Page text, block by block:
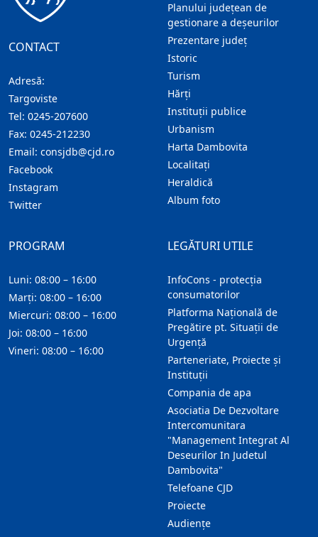
CONTACT
Adresă:
Targoviste
Tel: 0245-207600
Fax: 0245-212230
Email: consjdb@cjd.ro
Facebook
Instagram
Twitter
Planului județean de
gestionare a deșeurilor
Prezentare judeţ
Istoric
Turism
Hărţi
Instituţii publice
Urbanism
Harta Dambovita
Localitaţi
Heraldică
Album foto
LEGĂTURI UTILE
InfoCons - protecția
consumatorilor
Platforma Națională de
Pregătire pt. Situații de
Urgență
Parteneriate, Proiecte și
Instituții
Compania de apa
Asociatia De Dezvoltare
Intercomunitara
"Management Integrat Al
Deseurilor In Judetul
Dambovita"
Telefoane CJD
Proiecte
Audienţe
PROGRAM
Luni: 08:00 – 16:00
Marți: 08:00 – 16:00
Miercuri: 08:00 – 16:00
Joi: 08:00 – 16:00
Vineri: 08:00 – 16:00